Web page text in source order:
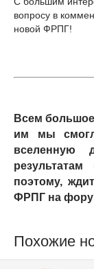
вопросу в
новой ФРПГ!
Всем
им мы
поэтому,
ФРПГ на
Похожие